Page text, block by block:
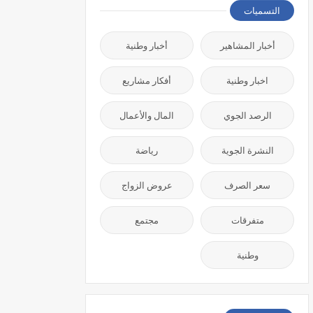
التسميات
أخبار المشاهير أخبار وطنية
اخبار وطنية أفكار مشاريع
الرصد الجوي المال والأعمال
النشرة الجوية رياضة
سعر الصرف عروض الزواج
متفرقات مجتمع
وطنية